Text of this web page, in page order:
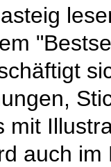
mit
auch